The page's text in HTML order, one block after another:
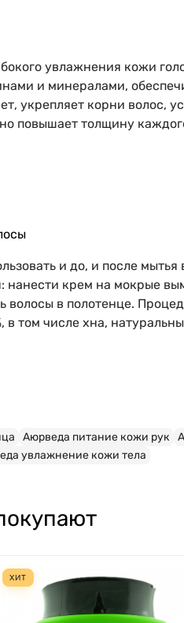
увлажнения кожи
и минералами,
укрепляет корни волос,
повышает толщину
и до, и после
нанести крем на мокрые
волосы в полотенце.
в том числе хна,
Аюрведа питание кожи рук
увлажнение кожи тела
ХИТ